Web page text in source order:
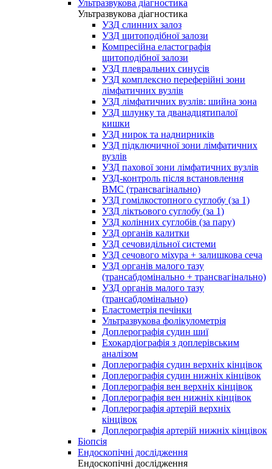
Ультразвукова діагностика
Ультразвукова діагностика
УЗД слинних залоз
УЗД щитоподібної залози
Компресійна еластографія
щитоподібної залози
УЗД плевральних синусів
УЗД комплексно переферійні зони
лімфатичних вузлів
УЗД лімфатичних вузлів: шийна зона
УЗД шлунку та дванадцятипалої
кишки
УЗД нирок та наднирників
УЗД підключичної зони лімфатичних
вузлів
УЗД пахової зони лімфатичних вузлів
УЗД-контроль після встановлення
ВМС (трансвагінально)
УЗД гомілкостопного суглобу (за 1)
УЗД ліктьового суглобу (за 1)
УЗД колінних суглобів (за пару)
УЗД органів калитки
УЗД сечовидільної системи
УЗД сечового міхура + залишкова сеча
УЗД органів малого тазу
(трансабдомінально + трансвагінально)
УЗД органів малого тазу
(трансабдомінально)
Еластометрія печінки
Ультразвукова фолікулометрія
Доплерографія судин шиї
Ехокардіографія з доплерівським
аналізом
Доплерографія судин верхніх кінцівок
Доплерографія судин нижніх кінцівок
Доплерографія вен верхніх кінцівок
Доплерографія вен нижніх кінцівок
Доплерографія артерій верхніх
кінцівок
Доплерографія артерій нижніх кінцівок
Біопсія
Ендоскопічні дослідження
Ендоскопічні дослідження